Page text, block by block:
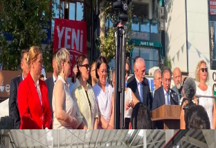
Yeni Parti Bandırma Teşkilatı kuruldu
06 Ağustos 2026